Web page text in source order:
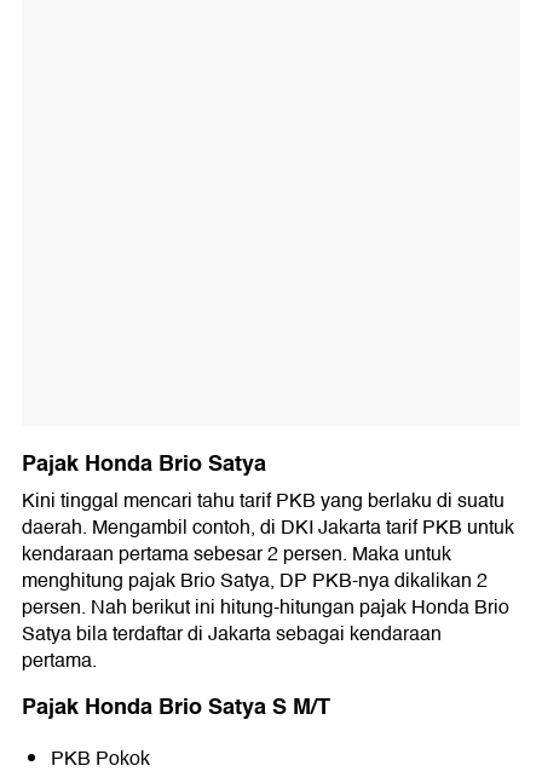
Pajak Honda Brio Satya
Kini tinggal mencari tahu tarif PKB yang berlaku di suatu
daerah. Mengambil contoh, di DKI Jakarta tarif PKB untuk
kendaraan pertama sebesar 2 persen. Maka untuk
menghitung pajak Brio Satya, DP PKB-nya dikalikan 2
persen. Nah berikut ini hitung-hitungan pajak Honda Brio
Satya bila terdaftar di Jakarta sebagai kendaraan
pertama.
Pajak Honda Brio Satya S M/T
PKB Pokok